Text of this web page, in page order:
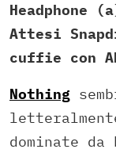
Headphone
Attesi
cuffie con
Nothing
dominate